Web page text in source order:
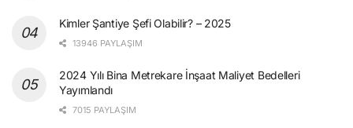
Kimler Şantiye Şefi Olabilir? – 2025
13946 PAYLAŞIM
2024 Yılı Bina Metrekare İnşaat Maliyet Bedelleri
Yayımlandı
7015 PAYLAŞIM